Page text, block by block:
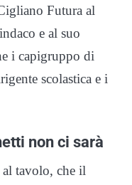
Futura al
e al suo
i capigruppo di
scolastica e i
non ci sarà
al tavolo, che il